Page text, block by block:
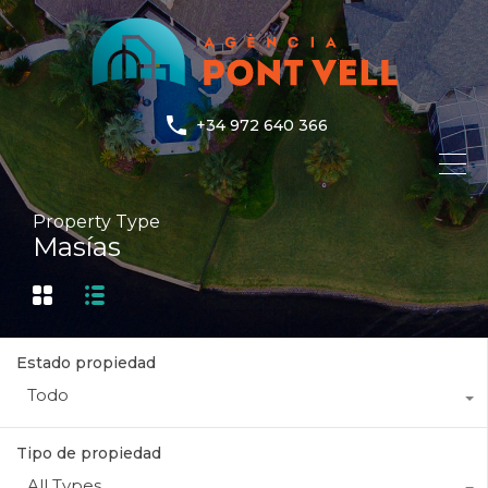
+34 972 640 366
Property Type
Masías
Estado propiedad
Todo
Tipo de propiedad